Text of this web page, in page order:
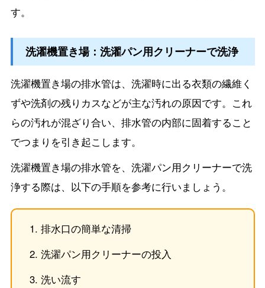
す。
洗濯機置き場：洗濯パン用クリーナーで洗浄
洗濯機置き場の排水管は、洗濯時に出る衣類の繊維く
ずや洗剤の残りカスなどが主な汚れの原因です。これ
らの汚れが混ざり合い、排水管の内部に固着すること
でつまりを引き起こします。
洗濯機置き場の排水管を、洗濯パン用クリーナーで洗
浄する際は、以下の手順を参考に行いましょう。
排水口の簡単な清掃
洗濯パン用クリーナーの投入
洗い流す